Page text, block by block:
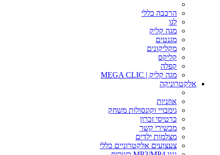
הרכבה כללי
לגו
מגה קליק
מגנטים
מקליקונים
קליקס
קפלה
מגה קליק | MEGA CLIC
אלקטרוניקה
אוזניות
גימבויי וקונסולות משחק
כרטיסי זכרון
מכשירי קשר
מצלמות ילדים
צעצועים אלקטרוניים כללי